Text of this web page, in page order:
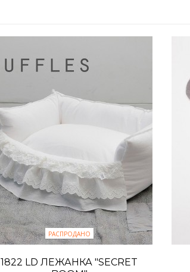
РАСПРОДАНО
1822 LD ЛЕЖАНКА "SECRET